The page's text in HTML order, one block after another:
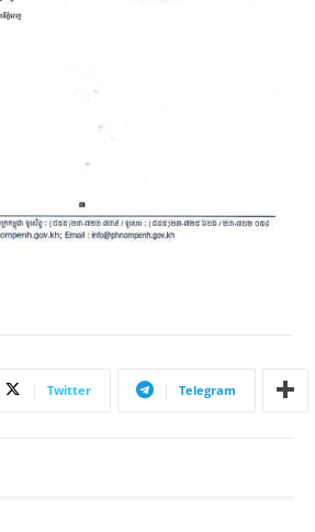
Twitter Telegram